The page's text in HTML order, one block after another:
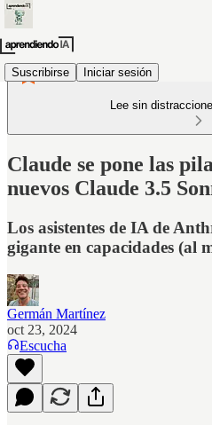
Suscribirse Iniciar sesión
Lee sin
Claude se pone las
nuevos Claude 3.5
Los asistentes de IA de
gigante en capacidades (al
Germán Martínez
oct 23, 2024
Escucha